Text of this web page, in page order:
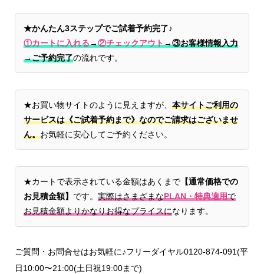
★かんたん3ステップでご試着予約完了♪
①カートに入れる→②チェックアウト→③お客様情報入力
→ご予約完了の流れです。
★お買い物サイトのように見えますが、 本サイトご利用の
サービスは《ご試着予約まで》なのでご請求はございませ
ん。お気軽に安心してご予約ください。
★カートで表示されている金額はあくまで【通常価格での
お見積金額】 です。 実際はさまざまなPLAN・特典適用で
お見積金額よりかなりお得なプライスになります。
ご質問・お問合せはお気軽に♪フリーダイヤル0120-874-091(平
日10:00〜21:00(土日祝19:00まで)